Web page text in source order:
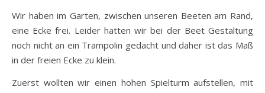
Wir haben im Garten, zwischen unseren Beeten am Rand,
eine Ecke frei. Leider hatten wir bei der Beet Gestaltung
noch nicht an ein Trampolin gedacht und daher ist das Maß
in der freien Ecke zu klein.
Zuerst wollten wir einen hohen Spielturm aufstellen, mit